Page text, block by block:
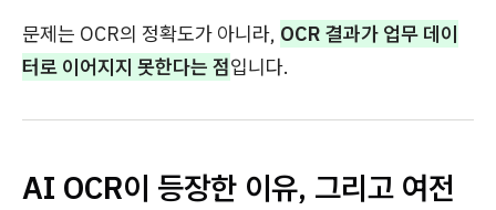
문제는 OCR의 정확도가 아니라, OCR 결과가 업무 데이
터로 이어지지 못한다는 점입니다.
AI OCR이 등장한 이유, 그리고 여전